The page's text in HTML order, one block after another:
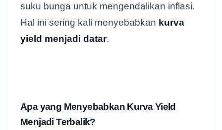
suku bunga untuk mengendalikan inflasi.
Hal ini sering kali menyebabkan kurva
yield menjadi datar.
Apa yang Menyebabkan Kurva Yield
Menjadi Terbalik?